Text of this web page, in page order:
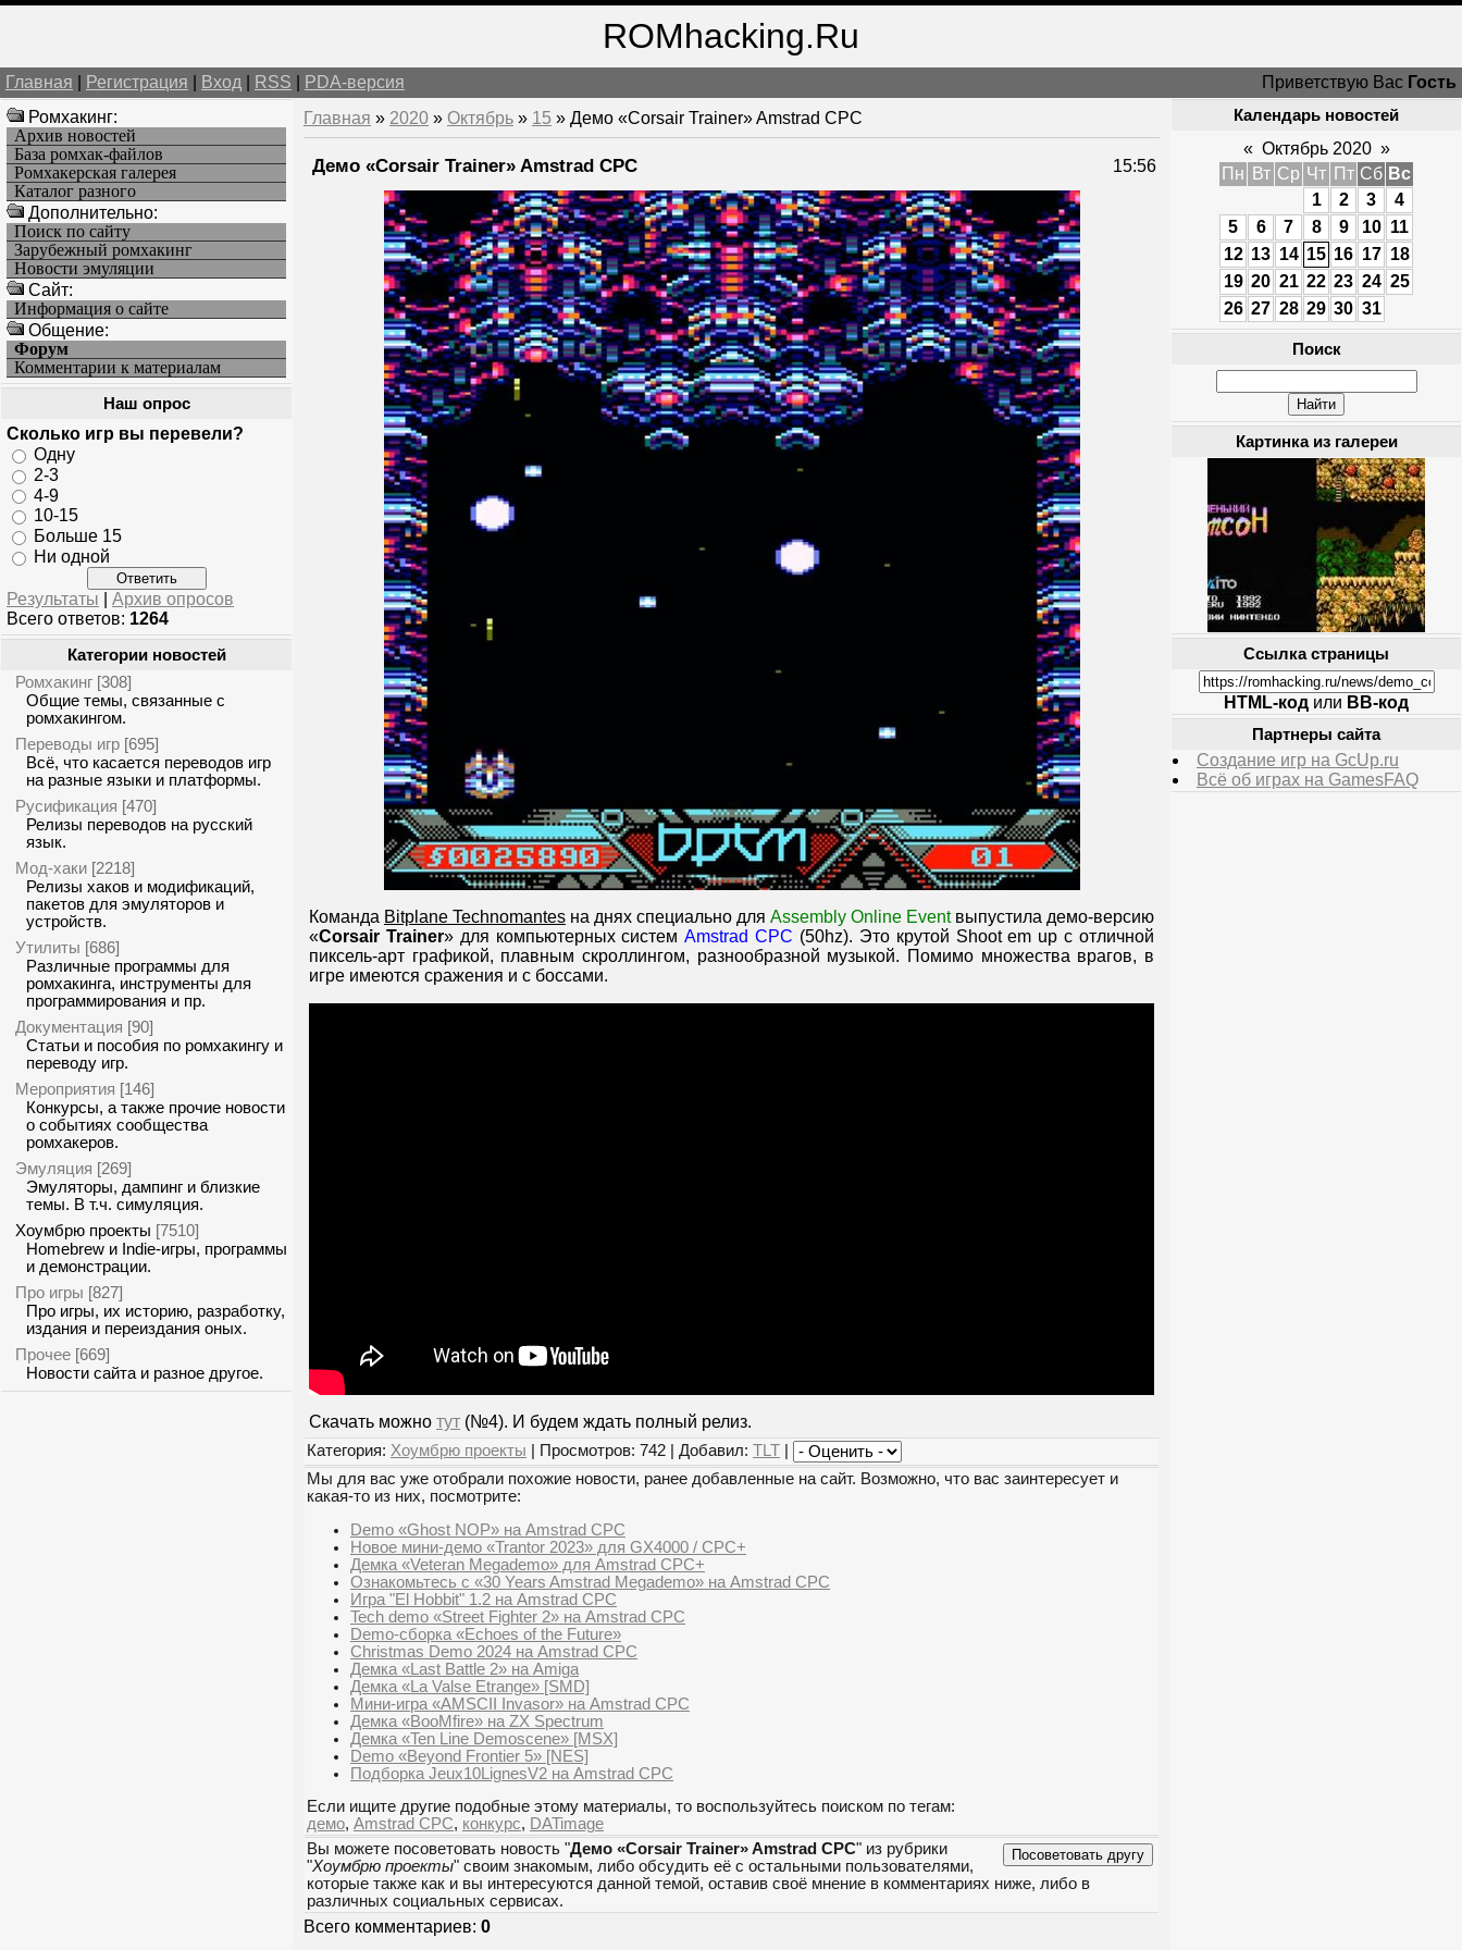
ROMhacking.Ru
Главная Регистрация Вход RSS PDA-версия Приветствую Вас Гость
Ромхакинг:
Архив новостей
База ромхак-файлов
Ромхакерская галерея
Каталог разного
Дополнительно:
Поиск по сайту
Зарубежный ромхакинг
Новости эмуляции
Cайт:
Информация о сайте
Общение:
Форум
Комментарии к материалам
Наш опрос
Сколько игр вы перевели?
Одну
2-3
4-9
10-15
Больше 15
Ни одной
Результаты
Архив опросов
Всего ответов: 1264
Категории новостей
Ромхакинг [308]
Общие темы, связанные с
ромхакингом.
Переводы игр [695]
Всё, что касается переводов игр
на разные языки и платформы.
Русификация [470]
Релизы переводов на русский
язык.
Мод-хаки [2218]
Релизы хаков и модификаций,
пакетов для эмуляторов и
устройств.
Утилиты [686]
Различные программы для
ромхакинга, инструменты для
программирования и пр.
Документация [90]
Статьи и пособия по ромхакингу и
переводу игр.
Мероприятия [146]
Конкурсы, а также прочие новости
о событиях сообщества
ромхакеров.
Эмуляция [269]
Эмуляторы, дампинг и близкие
темы. В т.ч. симуляция.
Хоумбрю проекты [7510]
Homebrew и Indie-игры, программы
и демонстрации.
Про игры [827]
Про игры, их историю, разработку,
издания и переиздания оных.
Прочее [669]
Новости сайта и разное другое.
Главная » 2020 » Октябрь » 15 » Демо «Corsair Trainer» Amstrad CPC
Демо «Corsair Trainer» Amstrad CPC 15:56
Команда Bitplane Technomantes на днях специально для Assembly Online Eventвыпустила демо-версию
«Corsair Trainer» для компьютерных системAmstrad CPC (50hz). Это крутой Shoot em up с отличной
пиксель-арт графикой, плавным скроллингом, разнообразной музыкой. Помимо множества врагов, в
игре имеются сражения и с боссами.
Скачать можно тут (№4). И будем ждать полный релиз.
Категория: Хоумбрю проекты | Просмотров: 742 | Добавил: TLT
Мы для вас уже отобрали похожие новости, ранее добавленные на сайт. Возможно, что вас заинтересует и
какая-то из них, посмотрите:
Demo «Ghost NOP» на Amstrad CPC
Новое мини-демо «Trantor 2023» для GX4000 / CPC+
Демка «Veteran Megademo» для Amstrad CPC+
Ознакомьтесь с «30 Years Amstrad Megademo» на Amstrad CPC
Игра "El Hobbit" 1.2 на Amstrad CPC
Tech demo «Street Fighter 2» на Amstrad CPC
Demo-сборка «Echoes of the Future»
Christmas Demo 2024 на Amstrad CPC
Демка «Last Battle 2» на Amiga
Демка «La Valse Etrange» [SMD]
Мини-игра «AMSCII Invasor» на Amstrad CPC
Демка «BooMfire» на ZX Spectrum
Демка «Ten Line Demoscene» [MSX]
Demo «Beyond Frontier 5» [NES]
Подборка Jeux10LignesV2 на Amstrad CPC
Если ищите другие подобные этому материалы, то воспользуйтесь поиском по тегам:
демо, Amstrad CPC, конкурс, DATimage
Вы можете посоветовать новость "Демо «Corsair Trainer» Amstrad CPC" из рубрики
"Хоумбрю проекты" своим знакомым, либо обсудить её с остальными пользователями,
которые также как и вы интересуются данной темой, оставив своё мнение в комментариях ниже, либо в
различных социальных сервисах.
Всего комментариев: 0
Календарь новостей
« Октябрь 2020 »
Пн
Вт Ср Чт Пт Сб Вс
1
2 3
4
5
6 7 8 9 10 11
12 13 14 15 16 17 18
19 20 21 22 23 24 25
26 27 28 29 30 31
Поиск
Картинка из галереи
Ссылка страницы
HTML-код или BB-код
Партнеры сайта
Создание игр на GcUp.ru
Всё об играх на GamesFAQ